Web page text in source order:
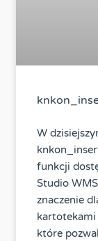
W
funkcji
Studio
znaczenie
kartotekami
które